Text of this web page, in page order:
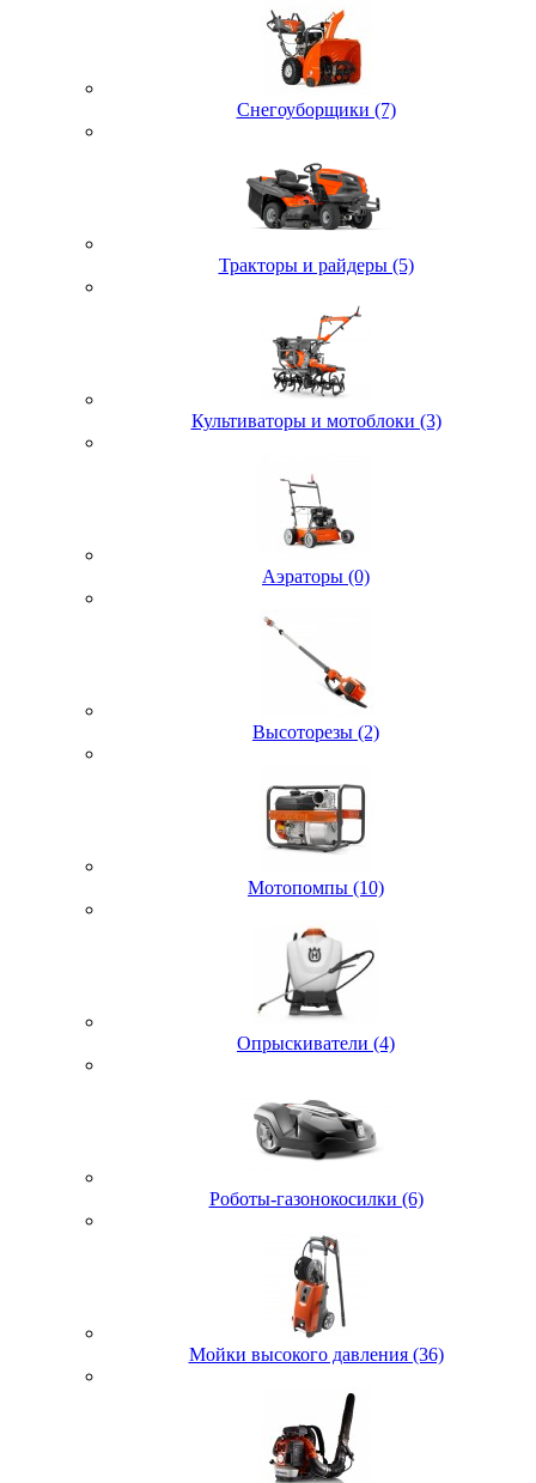
Снегоуборщики (7)
Тракторы и райдеры (5)
Культиваторы и мотоблоки (3)
Аэраторы (0)
Высоторезы (2)
Мотопомпы (10)
Опрыскиватели (4)
Роботы-газонокосилки (6)
Мойки высокого давления (36)